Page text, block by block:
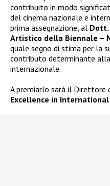
contribuito in modo
del cinema nazionale e
prima assegnazione, al Dott.
Artistico della Biennale –
quale segno di stima per la
contributo determinante
internazionale.
A premiarlo sarà il Direttore
Excellence in